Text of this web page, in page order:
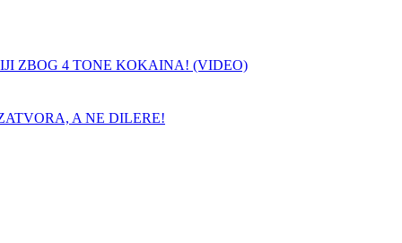
ZBOG 4 TONE KOKAINA! (VIDEO)
A NE DILERE!